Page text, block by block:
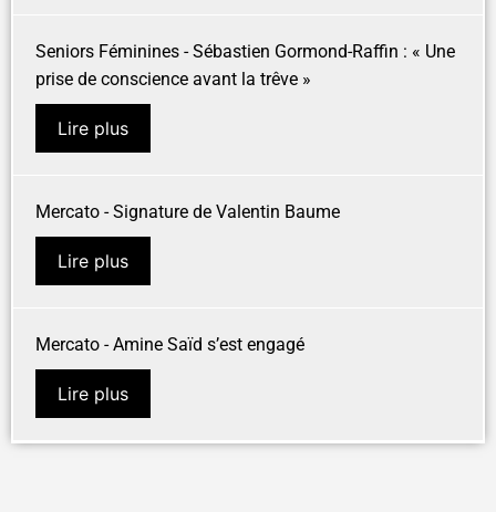
Seniors Féminines - Sébastien Gormond-Raffin : « Une
prise de conscience avant la trêve »
Lire plus
Mercato - Signature de Valentin Baume
Lire plus
Mercato - Amine Saïd s’est engagé
Lire plus